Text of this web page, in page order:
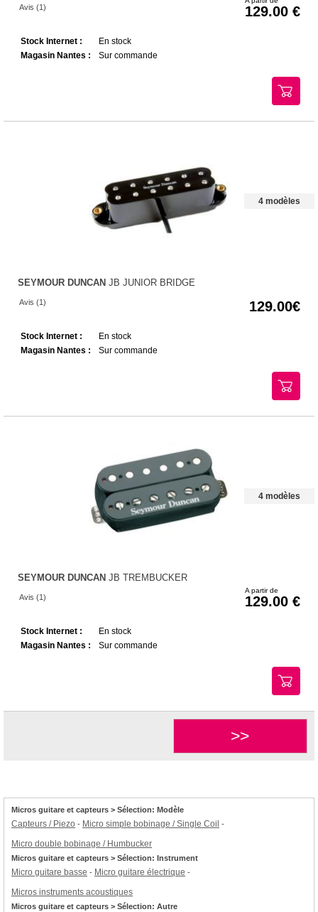
Avis (1) 129.00
Stock Internet :
En stock
Magasin Nantes :
Sur commande
4 modèles
SEYMOUR DUNCAN JB JUNIOR BRIDGE
Avis (1) 129.00
Stock Internet :
En stock
Magasin Nantes :
Sur commande
4 modèles
SEYMOUR DUNCAN JB TREMBUCKER
Avis (1)
A partir de
129.00
Stock Internet :
En stock
Magasin Nantes :
Sur commande
>>
Micros guitare et capteurs > Sélection: Modèle
Capteurs / Piezo - Micro simple bobinage / Single Coil -
Micro double bobinage / Humbucker
Micros guitare et capteurs > Sélection: Instrument
Micro guitare basse - Micro guitare électrique -
Micros instruments acoustiques
Micros guitare et capteurs > Sélection: Autre